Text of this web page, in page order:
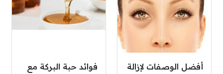
أفضل الوصفات لإزالة
فوائد حبة البركة مع